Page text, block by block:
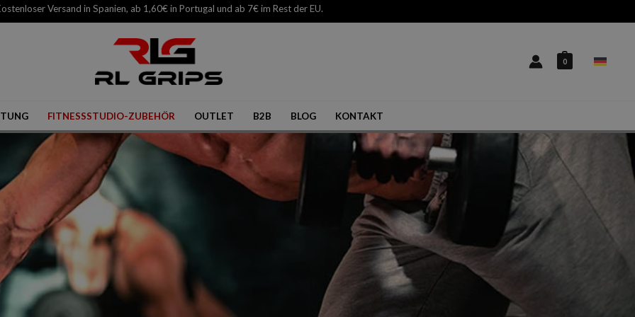
Versand in Spanien, ab 1,60€ in Portugal und ab 7€ im Rest der EU.
0
FITNESSSTUDIO-ZUBEHÖR OUTLET B2B BLOG KONTAKT